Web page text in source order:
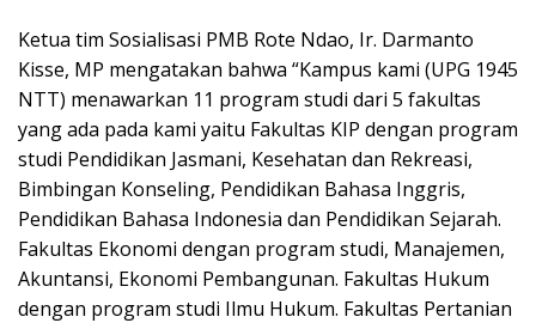
Ketua tim Sosialisasi PMB Rote Ndao, Ir. Darmanto
Kisse, MP mengatakan bahwa “Kampus kami (UPG 1945
NTT) menawarkan 11 program studi dari 5 fakultas
yang ada pada kami yaitu Fakultas KIP dengan program
studi Pendidikan Jasmani, Kesehatan dan Rekreasi,
Bimbingan Konseling, Pendidikan Bahasa Inggris,
Pendidikan Bahasa Indonesia dan Pendidikan Sejarah.
Fakultas Ekonomi dengan program studi, Manajemen,
Akuntansi, Ekonomi Pembangunan. Fakultas Hukum
dengan program studi Ilmu Hukum. Fakultas Pertanian